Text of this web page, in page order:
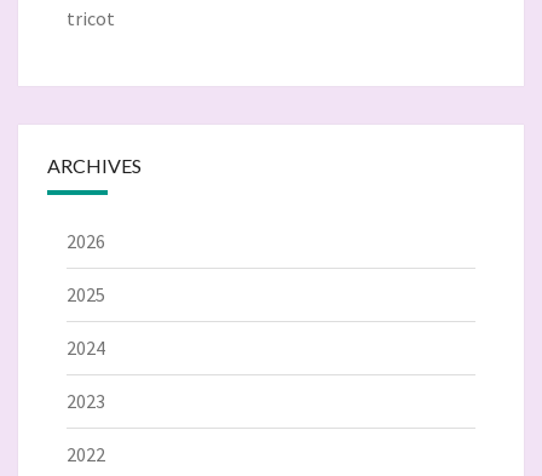
tricot
ARCHIVES
2026
2025
2024
2023
2022